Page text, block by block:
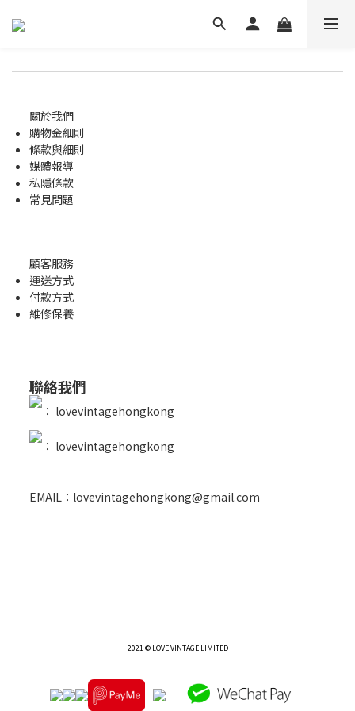
關於我們
購物金細則
條款與細則
媒體報導
私隱條款
常見問題
顧客服務
運送方式
付款方式
維修保養
聯絡我們
： lovevintagehongkong
： lovevintagehongkong
EMAIL：lovevintagehongkong@gmail.com
2021 © LOVE VINTAGE LIMITED